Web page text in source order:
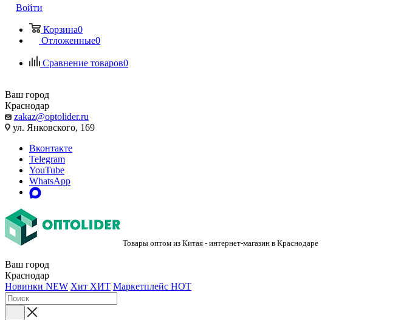
Войти
Корзина0
Отложенные0
Сравнение товаров0
Ваш город
Краснодар
zakaz@optolider.ru
ул. Янковского, 169
Вконтакте
Telegram
YouTube
WhatsApp
Товары оптом из Китая - интернет-магазин в Краснодаре
Ваш город
Краснодар
Новинки NEW Хит ХИТ Маркетплейс HOT